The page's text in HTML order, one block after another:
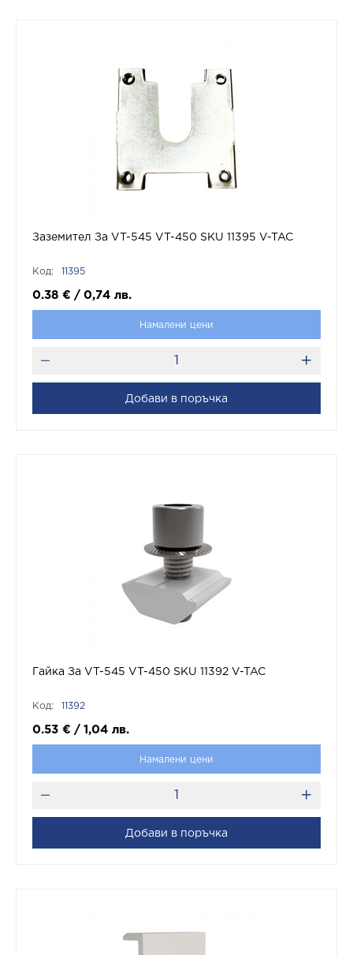
Заземител За VT-545 VT-450 SKU 11395 V-TAC
Код: 11395
0.38 € / 0,74 лв.
Намалени цени
Добави в поръчка
Гайка За VT-545 VT-450 SKU 11392 V-TAC
Код: 11392
0.53 € / 1,04 лв.
Намалени цени
Добави в поръчка